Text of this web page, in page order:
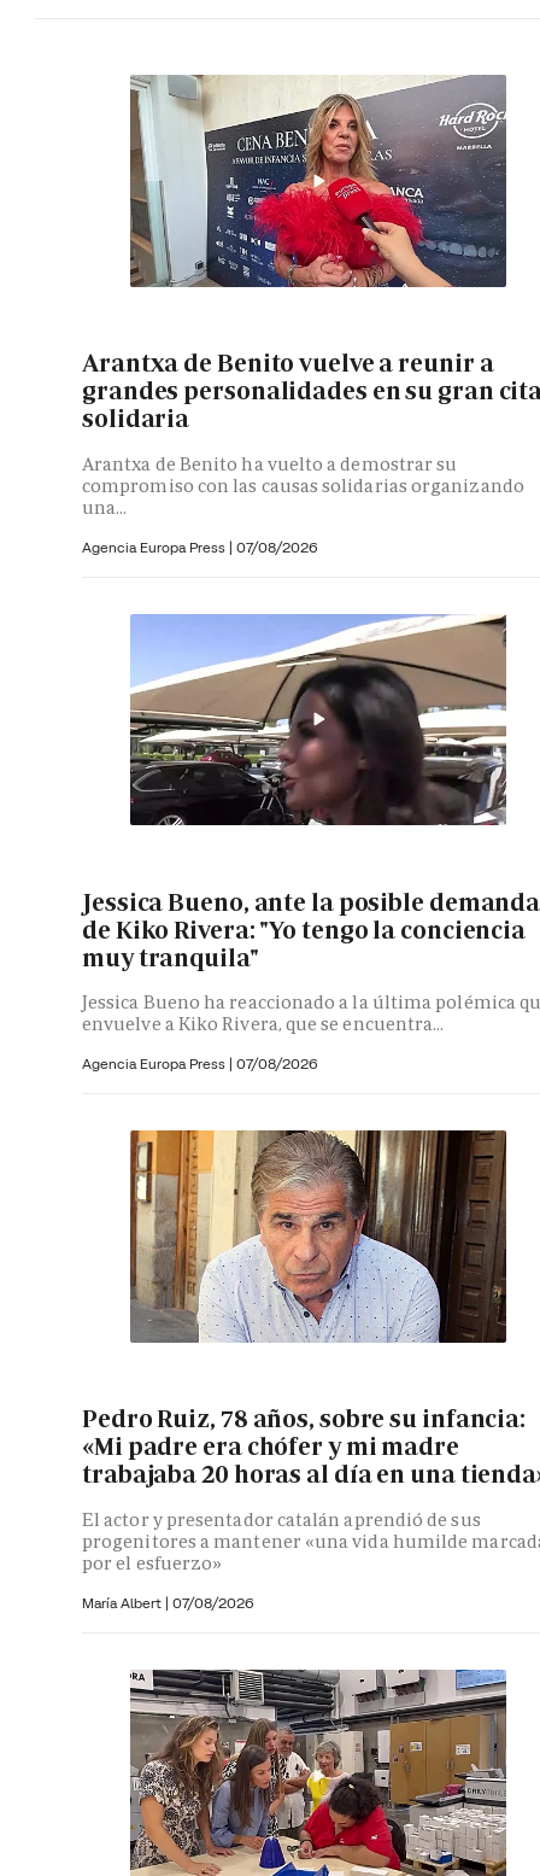
Arantxa de Benito vuelve a reunir a
grandes personalidades en su gran
solidaria
Arantxa de Benito ha vuelto a demostrar su
compromiso con las causas solidarias organizando
una...
Agencia Europa Press | 07/08/2026
Jessica Bueno, ante la posible demanda
de Kiko Rivera: "Yo tengo la conciencia
muy tranquila"
Jessica Bueno ha reaccionado a la última polémica
envuelve a Kiko Rivera, que se encuentra...
Agencia Europa Press | 07/08/2026
Pedro Ruiz, 78 años, sobre su infancia:
«Mi padre era chófer y mi madre
trabajaba 20 horas al día en una
El actor y presentador catalán aprendió de sus
progenitores a mantener «una vida humilde
por el esfuerzo»
María Albert | 07/08/2026